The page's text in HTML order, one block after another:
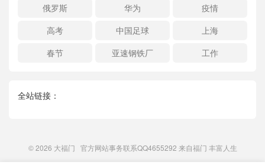
俄罗斯
华为
疫情
高考
中国足球
上海
春节
亚速钢铁厂 工作
全站链接：
© 2026 大福门 官方网站事务联系QQ4655292 来自福门 丰富人生